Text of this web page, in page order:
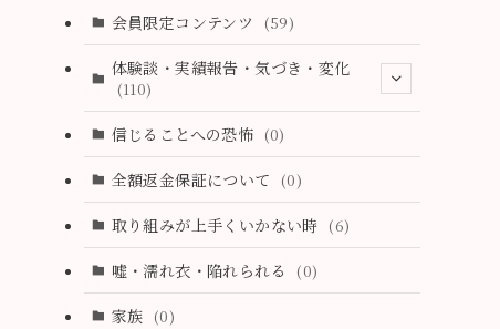
(37)
(11)
(1)
会員限定コンテンツ (59)
体験談・実績報告・気づき・変化
(110)
(4)
(4)
(3)
信じることへの恐怖 (0)
全額返金保証について (0)
取り組みが上手くいかない時 (6)
嘘・濡れ衣・陥れられる (0)
家族 (0)